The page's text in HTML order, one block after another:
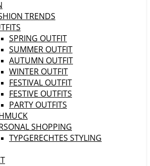
TRENDS
SPRING OUTFIT
SUMMER OUTFIT
AUTUMN OUTFIT
WINTER OUTFIT
FESTIVAL OUTFIT
FESTIVE OUTFITS
PARTY OUTFITS
SHOPPING
TYPGERECHTES STYLING